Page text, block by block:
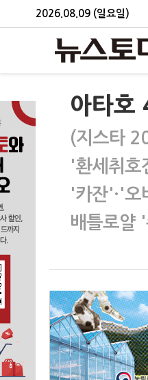
2026.08.09 (일요일)
아타호
(지스타
'환세취호
'카잔'·'오
배틀로얄